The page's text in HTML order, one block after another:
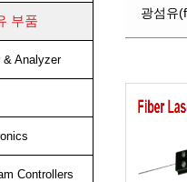
부품
& Analyzer
Controllers
광섬유